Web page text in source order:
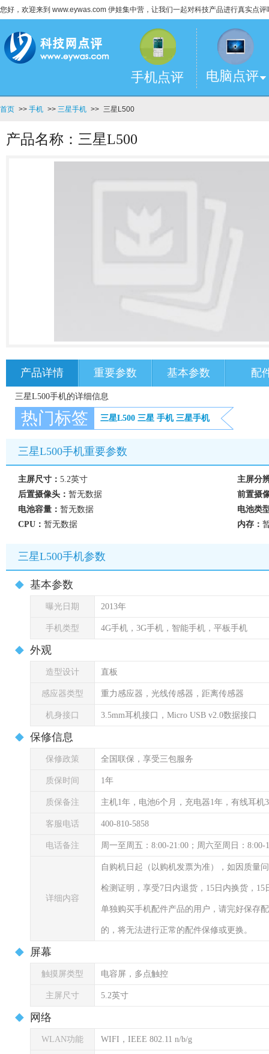
您好，欢迎来到 www.eywas.com 伊娃集中营，让我们一起对科技产品进行真实点评
手机点评 电脑点评
首页 >> 手机 >> 三星手机 >> 三星L500
产品名称：三星L500
产品详情 重要参数 基本参数 配
三星L500手机的详细信息
热门标签 三星L500 三星 手机 三星手机
三星L500手机重要参数
主屏尺寸： 5.2英寸
主屏分
后置摄像头： 暂无数据
前置摄
电池容量： 暂无数据
电池类
CPU： 暂无数据 内存：
三星L500手机参数
基本参数
曝光日期 2013年
手机类型 4G手机，3G手机，智能手机，平板手机
外观
造型设计 直板
感应器类型 重力感应器，光线传感器，距离传感器
机身接口 3.5mm耳机接口，Micro USB v2.0数据接口
保修信息
保修政策 全国联保，享受三包服务
质保时间 1年
质保备注 主机1年，电池6个月，充电器1年，有线耳机
客服电话 400-810-5858
电话备注 周一至周五：8:00-21:00；周六至周日：8:00-
详细内容
自购机日起（以购机发票为准），如因质量
检测证明，享受7日内退货，15日内换货，
单独购买手机配件产品的用户，请完好保存
的，将无法进行正常的配件保修或更换。
屏幕
触摸屏类型 电容屏，多点触控
主屏尺寸 5.2英寸
网络
WLAN功能 WIFI，IEEE 802.11 n/b/g